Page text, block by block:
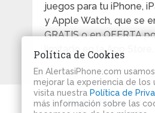
juegos para tu iPhone,
y Apple Watch, que se
GRATIS o en OFERTA
limitado en la App Store.
Alertas iPhone
Política de Cookies
En AlertasiPhone.com
mejorar la experiencia de los
visita nuestra Política de
más información sobre las